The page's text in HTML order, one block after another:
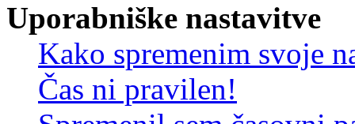
Uporabniške nastavitve
Kako spremenim svoje
Čas ni pravilen!